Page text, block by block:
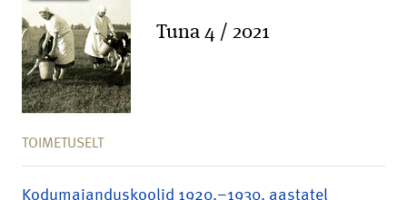
Tuna 4 / 2021
TOIMETUSELT
Kodumajanduskoolid 1920.–1930. aastatel